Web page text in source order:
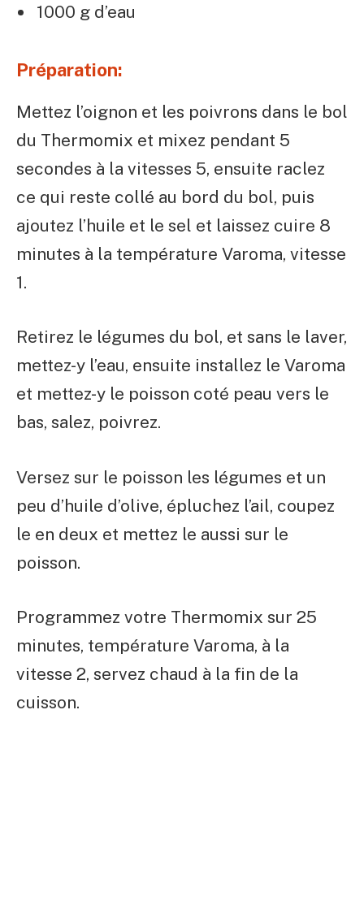
1000 g d’eau
Préparation:
Mettez l’oignon et les poivrons dans le bol
du Thermomix et mixez pendant 5
secondes à la vitesses 5, ensuite raclez
ce qui reste collé au bord du bol, puis
ajoutez l’huile et le sel et laissez cuire 8
minutes à la température Varoma, vitesse
1.
Retirez le légumes du bol, et sans le laver,
mettez-y l’eau, ensuite installez le Varoma
et mettez-y le poisson coté peau vers le
bas, salez, poivrez.
Versez sur le poisson les légumes et un
peu d’huile d’olive, épluchez l’ail, coupez
le en deux et mettez le aussi sur le
poisson.
Programmez votre Thermomix sur 25
minutes, température Varoma, à la
vitesse 2, servez chaud à la fin de la
cuisson.